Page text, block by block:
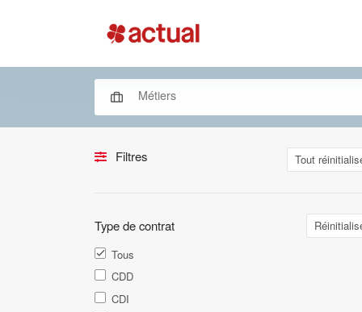
Filtres Tout
Type de contrat
Tous
CDD
CDI